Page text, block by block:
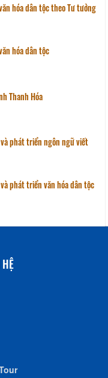
hóa dân tộc theo Tư tưởng
hóa dân tộc
Thanh Hóa
phát triển ngôn ngữ viết
phát triển văn hóa dân tộc